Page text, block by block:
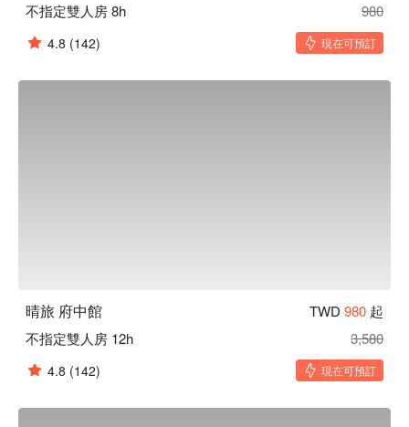
不指定雙人房 8h
980
4.8 (142) 現在可預訂
晴旅 府中館 TWD 980 起
不指定雙人房 12h
3,580
4.8 (142) 現在可預訂